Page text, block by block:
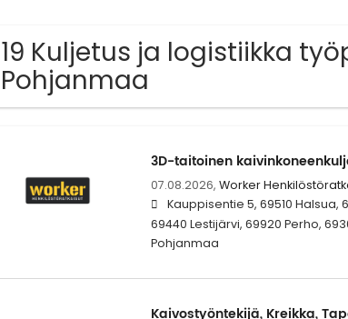
19 Kuljetus ja logistiikka
Pohjanmaa
3D-taitoinen
07.08.2026, Worker
Kauppisentie 5, 69510 Halsua,
69440 Lestijärvi, 69920 Perho,
Pohjanmaa
Kaivostyöntekijä, Kreikka,